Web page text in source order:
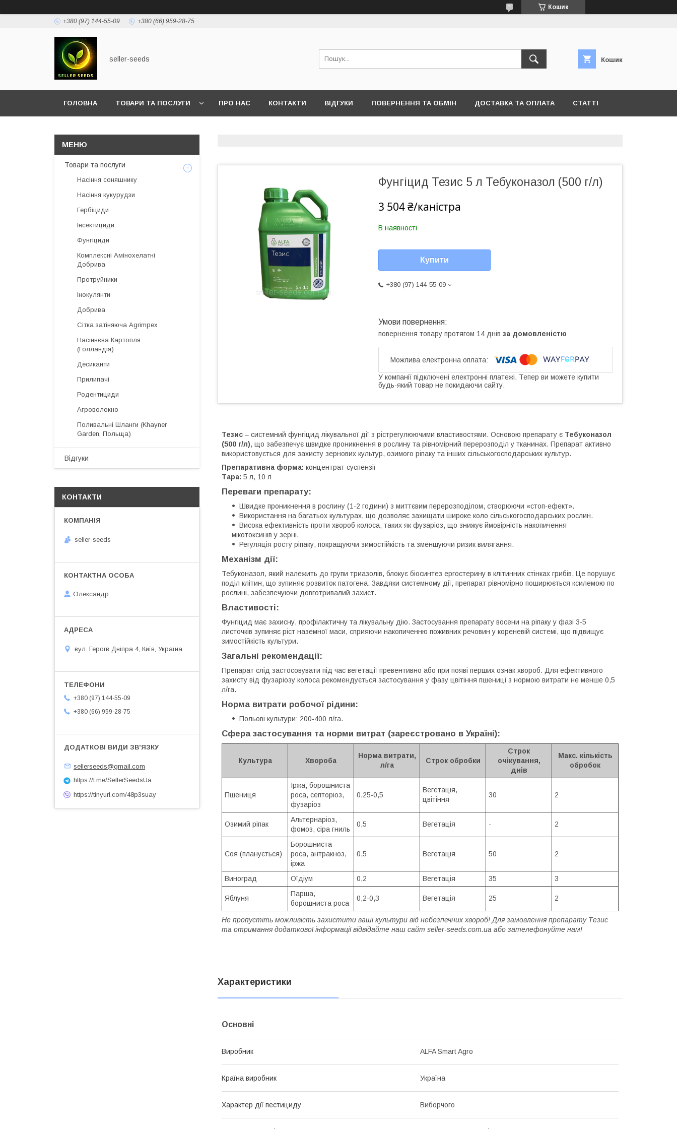
Кошик
+380 (97) 144-55-09 +380 (66) 959-28-75
seller-seeds Кошик
ГОЛОВНА ТОВАРИ ТА ПОСЛУГИ ПРО НАС КОНТАКТИ ВІДГУКИ ПОВЕРНЕННЯ ТА ОБМІН ДОСТАВКА ТА ОПЛАТА СТАТТІ
Фунгіцид Тезис 5 л Тебуконазол (500 г/л)
3 504 ₴/каністра
В наявності
Купити
+380 (97) 144-55-09
повернення товару протягом 14 днів за домовленістю
У компанії підключені електронні платежі. Тепер ви можете купити
будь-який товар не покидаючи сайту.
Тезис – системний фунгіцид лікувальної дії з рістрегулюючими властивостями. Основою препарату є Тебуконазол
(500 г/л), що забезпечує швидке проникнення в рослину та рівномірний перерозподіл у тканинах. Препарат активно
використовується для захисту зернових культур, озимого ріпаку та інших сільськогосподарських культур.
Препаративна форма: концентрат суспензії
Тара: 5 л, 10 л
Переваги препарату:
Швидке проникнення в рослину (1-2 години) з миттєвим перерозподілом, створюючи «стоп-ефект».
Використання на багатьох культурах, що дозволяє захищати широке коло сільськогосподарських рослин.
Висока ефективність проти хвороб колоса, таких як фузаріоз, що знижує ймовірність накопичення
мікотоксинів у зерні.
Регуляція росту ріпаку, покращуючи зимостійкість та зменшуючи ризик вилягання.
Механізм дії:
Тебуконазол, який належить до групи триазолів, блокує біосинтез ергостерину в клітинних стінках грибів. Це порушує
поділ клітин, що зупиняє розвиток патогена. Завдяки системному дії, препарат рівномірно поширюється ксилемою по
рослині, забезпечуючи довготривалий захист.
Властивості:
Фунгіцид має захисну, профілактичну та лікувальну дію. Застосування препарату восени на ріпаку у фазі 3-5
листочків зупиняє ріст наземної маси, сприяючи накопиченню поживних речовин у кореневій системі, що підвищує
зимостійкість культури.
Загальні рекомендації:
Препарат слід застосовувати під час вегетації превентивно або при появі перших ознак хвороб. Для ефективного
захисту від фузаріозу колоса рекомендується застосування у фазу цвітіння пшениці з нормою витрати не менше 0,5
л/га.
Норма витрати робочої рідини:
Польові культури: 200-400 л/га.
Сфера застосування та норми витрат (зареєстровано в Україні):
Культура Хвороба
Норма витрати,
л/га
Строк обробки
Строк
очікування,
днів
Макс. кількість
обробок
Пшениця
Іржа, борошниста
роса, септоріоз,
фузаріоз
0,25-0,5
Вегетація,
цвітіння
30 2
Озимий ріпак
Альтернаріоз,
фомоз, сіра гниль
0,5 Вегетація - 2
Соя (планується)
Борошниста
роса, антракноз,
іржа
0,5 Вегетація 50 2
Виноград Оїдіум 0,2 Вегетація 35 3
Яблуня
Парша,
борошниста роса
0,2-0,3 Вегетація 25 2
Не пропустіть можливість захистити ваші культури від небезпечних хвороб! Для замовлення препарату Тезис
та отримання додаткової інформації відвідайте наш сайт seller-seeds.com.ua або зателефонуйте нам!
Характеристики
Основні
Виробник ALFA Smart Agro
Країна виробник Україна
Характер дії пестициду Виборчого
Товари та послуги
Насіння соняшнику
Насіння кукурудзи
Гербіциди
Інсектициди
Фунгіциди
Комплексні Амінохелатні
Добрива
Протруйники
Інокулянти
Добрива
Сітка затіняюча Agrimpex
Насіннєва Картопля
(Голландія)
Десиканти
Прилипачі
Родентициди
Агроволокно
Поливальні Шланги (Khayner
Garden, Польща)
Відгуки
КОНТАКТИ
seller-seeds
Олександр
вул. Героїв Дніпра 4, Київ, Україна
+380 (97) 144-55-09
+380 (66) 959-28-75
sellerseeds@gmail.com
https://t.me/SellerSeedsUa
https://tinyurl.com/48p3suay